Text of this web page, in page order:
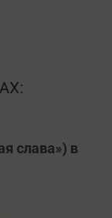
слава») в